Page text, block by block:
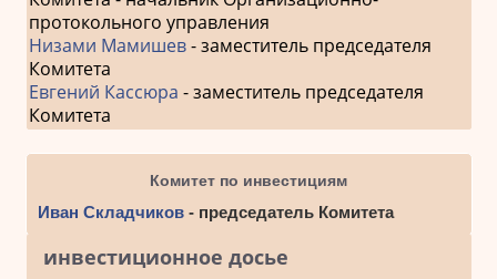
протокольного управления
Низами Мамишев- заместитель председателя
Комитета
Евгений Кассюра - заместитель председателя
Комитета
Комитет по инвестициям
Иван Складчиков- председатель Комитета
инвестиционное досье